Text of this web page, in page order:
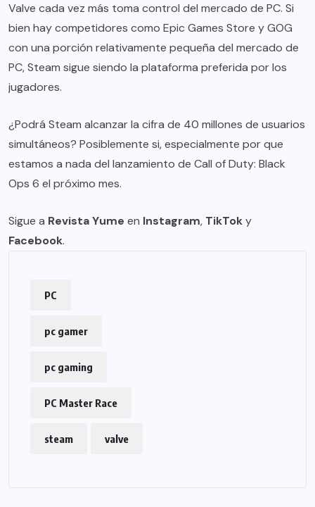
Valve cada vez más toma control del mercado de PC. Si
bien hay competidores como Epic Games Store y GOG
con una porción relativamente pequeña del mercado de
PC, Steam sigue siendo la plataforma preferida por los
jugadores.
¿Podrá Steam alcanzar la cifra de 40 millones de usuarios
simultáneos? Posiblemente si, especialmente por que
estamos a nada del lanzamiento de Call of Duty: Black
Ops 6 el próximo mes.
Sigue a Revista Yume en Instagram, TikToky
Facebook.
PC
pc gamer
pc gaming
PC Master Race
steam valve